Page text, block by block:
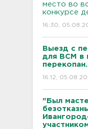
место во
конкурсе
16:30,
Выезд с
для ВСМ в
16:12,
"Был